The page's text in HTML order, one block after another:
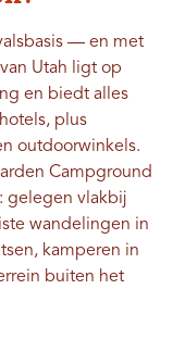
— en met
Utah ligt op
en biedt alles
plus
outdoorwinkels.
Campground
gelegen vlakbij
wandelingen in
kamperen in
buiten het